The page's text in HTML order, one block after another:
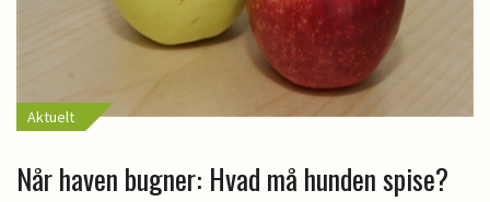
Aktuelt
Når haven bugner: Hvad må hunden spise?